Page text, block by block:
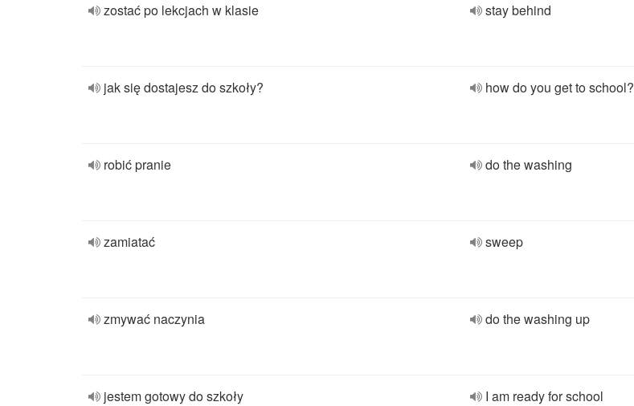
zostać po lekcjach w klasie stay behind
jak się dostajesz do szkoły? how do you get to school?
robić pranie do the washing
zamiatać sweep
zmywać naczynia do the washing up
jestem gotowy do szkoły I am ready for school